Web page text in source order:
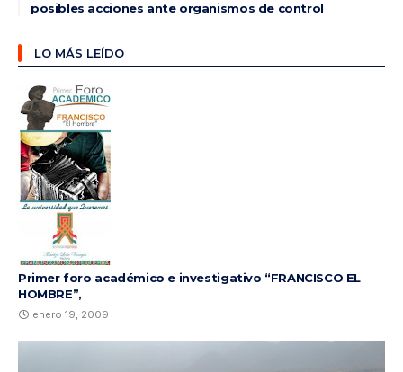
posibles acciones ante organismos de control
LO MÁS LEÍDO
Primer foro académico e investigativo “FRANCISCO EL
HOMBRE”,
enero 19, 2009